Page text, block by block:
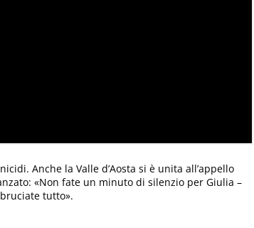
Anche la Valle d’Aosta si è unita all’appello
«Non fate un minuto di silenzio per Giulia –
tutto».